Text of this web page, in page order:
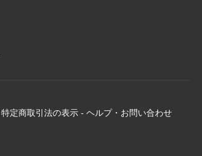
特定商取引法の表示 - ヘルプ・お問い合わせ